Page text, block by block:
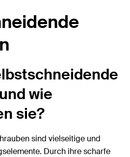
wie
sie?
sind vielseitige und
Durch ihre scharfe